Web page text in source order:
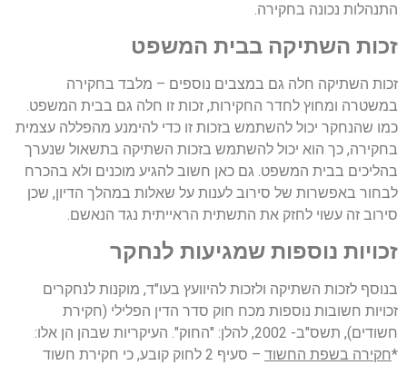
התנהלות נכונה בחקירה.
זכות השתיקה בבית המשפט
זכות השתיקה חלה גם במצבים נוספים – מלבד בחקירה
במשטרה ומחוץ לחדר החקירות, זכות זו חלה גם בבית המשפט.
כמו שהנחקר יכול להשתמש בזכות זו כדי להימנע מהפללה עצמית
בחקירה, כך הוא יכול להשתמש בזכות השתיקה בתשאול שנערך
בהליכים בבית המשפט. גם כאן חשוב להגיע מוכנים ולא בהכרח
לבחור באפשרות של סירוב לענות על שאלות במהלך הדיון, שכן
סירוב זה עשוי לחזק את התשתית הראייתית נגד הנאשם.
זכויות נוספות שמגיעות לנחקר
בנוסף לזכות השתיקה ולזכות להיוועץ בעו"ד, מוקנות לנחקרים
זכויות חשובות נוספות מכח חוק סדר הדין הפלילי (חקירת
חשודים), תשס"ב- 2002, להלן: "החוק". העיקריות שבהן הן אלו:
*חקירה בשפת החשוד
– סעיף 2 לחוק קובע, כי חקירת חשוד